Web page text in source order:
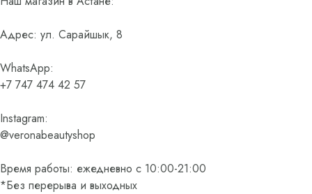
Адрес: ул. Сарайшык, 8
WhatsApp:
+7 747 474 42 57
Instagram:
@veronabeautyshop
Время работы: ежедневно с 10:00-21:00
*Без перерыва и выходных